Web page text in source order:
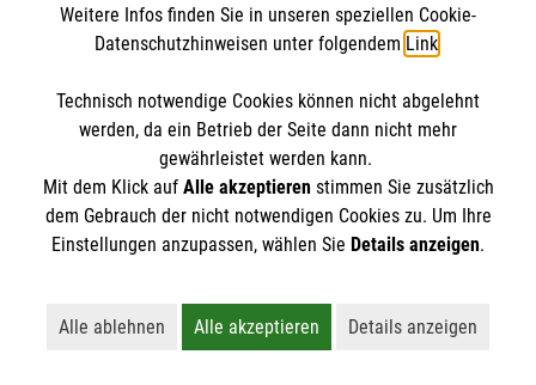
Weitere Infos finden Sie in unseren speziellen Cookie-
Datenschutzhinweisen unter folgendem Link.
Technisch notwendige Cookies können nicht abgelehnt
werden, da ein Betrieb der Seite dann nicht mehr
gewährleistet werden kann.
Mit dem Klick auf Alle akzeptierenstimmen Sie zusätzlich
dem Gebrauch der nicht notwendigen Cookies zu. Um Ihre
Einstellungen anzupassen, wählen Sie Details anzeigen.
Alle ablehnen
Lehnt alle nicht-essentiellen Cookies ab
Alle akzeptieren
Akzeptiert alle Cookies
Details anzeigen